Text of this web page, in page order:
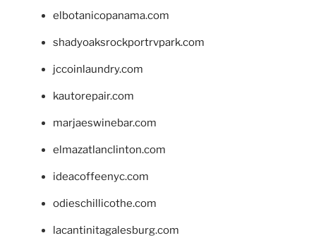
elbotanicopanama.com
shadyoaksrockportrvpark.com
jccoinlaundry.com
kautorepair.com
marjaeswinebar.com
elmazatlanclinton.com
ideacoffeenyc.com
odieschillicothe.com
lacantinitagalesburg.com